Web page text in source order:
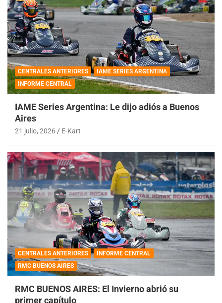
CENTRALES ANTERIORES
IAME SERIES ARGENTINA
INFORME CENTRAL
IAME Series Argentina: Le dijo adiós a Buenos
Aires
21 julio, 2026 E-Kart
CENTRALES ANTERIORES
INFORME CENTRAL
RMC BUENOS AIRES
RMC BUENOS AIRES: El Invierno abrió su
primer capítulo